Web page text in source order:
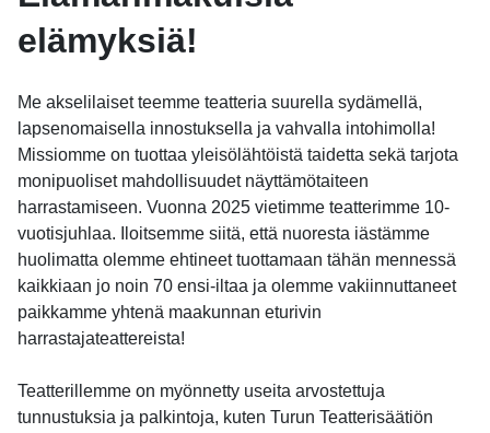
elämyksiä!
Me akselilaiset teemme teatteria suurella sydämellä,
lapsenomaisella innostuksella ja vahvalla intohimolla!
Missiomme on tuottaa yleisölähtöistä taidetta sekä tarjota
monipuoliset mahdollisuudet näyttämötaiteen
harrastamiseen. Vuonna 2025 vietimme teatterimme 10-
vuotisjuhlaa. Iloitsemme siitä, että nuoresta iästämme
huolimatta olemme ehtineet tuottamaan tähän mennessä
kaikkiaan jo noin 70 ensi-iltaa ja olemme vakiinnuttaneet
paikkamme yhtenä maakunnan eturivin
harrastajateattereista!
Teatterillemme on myönnetty useita arvostettuja
tunnustuksia ja palkintoja, kuten Turun Teatterisäätiön